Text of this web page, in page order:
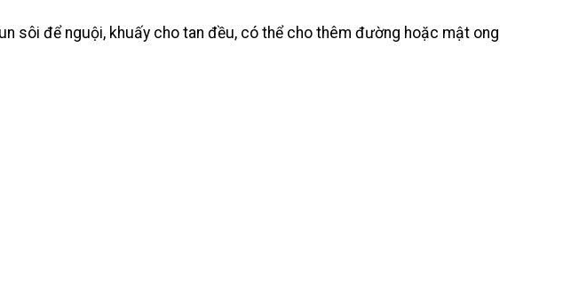
sôi để nguội, khuấy cho tan đều, có thể cho thêm đường hoặc mật ong